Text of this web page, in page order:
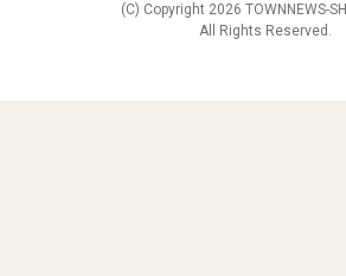
(C) Copyright 2026 TOWNNEWS-
All Rights Reserved.